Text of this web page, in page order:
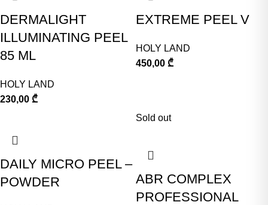
DERMALIGHT
ILLUMINATING PEEL
85 ML
HOLY LAND
230,00 ₾
EXTREME PEEL V
HOLY LAND
450,00 ₾
DAILY MICRO PEEL –
POWDER
Sold out
ABR COMPLEX
PROFESSIONAL